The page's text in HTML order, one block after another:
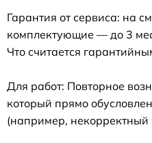
Гарантия от сервиса: на
комплектующие — до 3
Что считается
Для работ: Повторное
который прямо
(например, некорректный